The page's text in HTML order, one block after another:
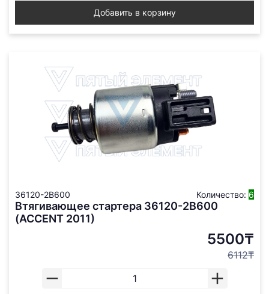
Добавить в корзину
36120-2B600 Количество: 6
Втягивающее стартера 36120-2B600
(ACCENT 2011)
5500₸
6112₸